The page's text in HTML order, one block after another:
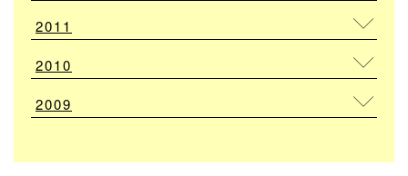
2011
2010
2009